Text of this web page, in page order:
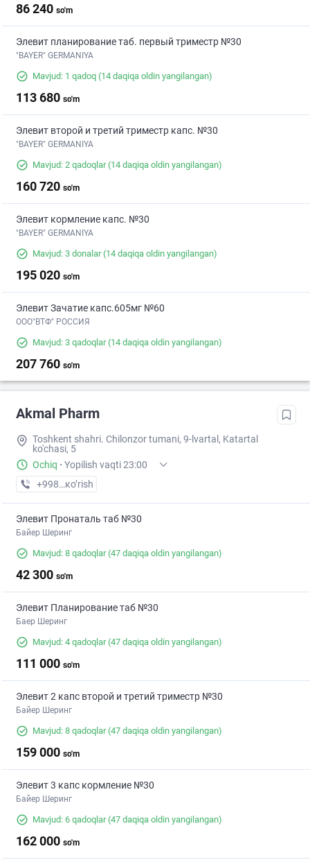
86 240 so'm
Элевит планирование таб. первый триместр №30
"BAYER" GERMANIYA
Mavjud: 1 qadoq (14 daqiqa oldin yangilangan)
113 680 so'm
Элевит второй и третий триместр капс. №30
"BAYER" GERMANIYA
Mavjud: 2 qadoqlar(14 daqiqa oldin yangilangan)
160 720 so'm
Элевит кормление капс. №30
"BAYER" GERMANIYA
Mavjud: 3 donalar(14 daqiqa oldin yangilangan)
195 020 so'm
Элевит Зачатие капс.605мг №60
ООО"ВТФ" РОССИЯ
Mavjud: 3 qadoqlar(14 daqiqa oldin yangilangan)
207 760 so'm
Akmal Pharm
Toshkent shahri. Chilonzor tumani, 9-lvartal, Katartal
ko'chasi, 5
Ochiq · Yopilish vaqti 23:00
+998 (99) XXX-XX-XX
кo’rish
Элевит Пронаталь таб №30
Байер Шеринг
Mavjud: 8 qadoqlar(47 daqiqa oldin yangilangan)
42 300 so'm
Элевит Планирование таб №30
Баер Шеринг
Mavjud: 4 qadoqlar(47 daqiqa oldin yangilangan)
111 000 so'm
Элевит 2 капс второй и третий триместр №30
Байер Шеринг
Mavjud: 8 qadoqlar(47 daqiqa oldin yangilangan)
159 000 so'm
Элевит 3 капс кормление №30
Байер Шеринг
Mavjud: 6 qadoqlar(47 daqiqa oldin yangilangan)
162 000 so'm